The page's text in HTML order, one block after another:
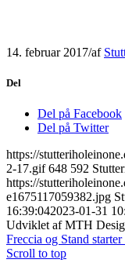
14. februar 2017/af
Del
Del på Facebook
Del på Twitter
https://
2-17.gif 648 592
https://
e1675117059382.jpg
16:39:042023-01-31
Udviklet af MTH
Freccia og Stand
Scroll to top